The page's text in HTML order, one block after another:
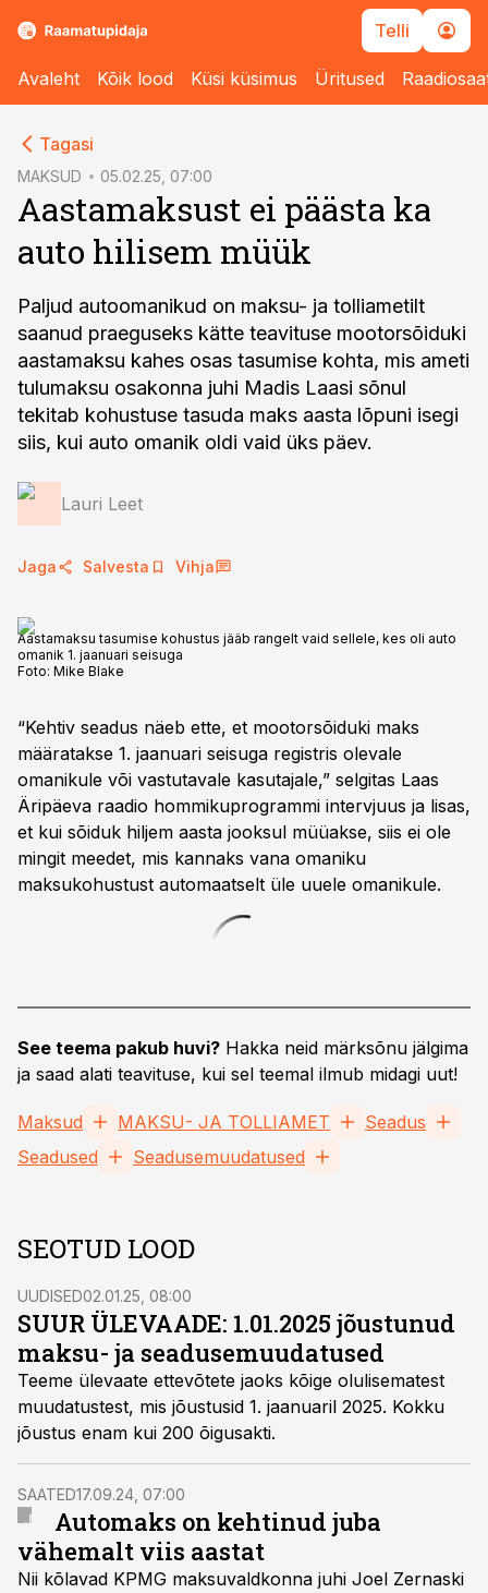
Telli
Avaleht Kõik lood Küsi küsimus Üritused
Tagasi
MAKSUD 05.02.25, 07:00
Aastamaksust ei päästa ka
auto hilisem müük
Paljud autoomanikud on maksu- ja tolliametilt
saanud praeguseks kätte teavituse mootorsõiduki
aastamaksu kahes osas tasumise kohta, mis ameti
tulumaksu osakonna juhi Madis Laasi sõnul
tekitab kohustuse tasuda maks aasta lõpuni isegi
siis, kui auto omanik oldi vaid üks päev.
Lauri Leet
Jaga Salvesta Vihja
Aastamaksu tasumise kohustus jääb rangelt vaid sellele, kes oli auto
omanik 1. jaanuari seisuga
Foto: Mike Blake
“Kehtiv seadus näeb ette, et mootorsõiduki maks
määratakse 1. jaanuari seisuga registris olevale
omanikule või vastutavale kasutajale,” selgitas Laas
Äripäeva raadio hommikuprogrammi intervjuus ja lisas,
et kui sõiduk hiljem aasta jooksul müüakse, siis ei ole
mingit meedet, mis kannaks vana omaniku
maksukohustust automaatselt üle uuele omanikule.
See teema pakub huvi? Hakka neid märksõnu jälgima
ja saad alati teavituse, kui sel teemal ilmub midagi uut!
Maksud MAKSU- JA TOLLIAMET
Seadus
Seadused
Seadusemuudatused
SEOTUD LOOD
UUDISED02.01.25, 08:00
SUUR ÜLEVAADE: 1.01.2025 jõustunud
maksu- ja seadusemuudatused
Teeme ülevaate ettevõtete jaoks kõige olulisematest
muudatustest, mis jõustusid 1. jaanuaril 2025. Kokku
jõustus enam kui 200 õigusakti.
SAATED17.09.24, 07:00
Automaks on kehtinud juba
vähemalt viis aastat
Nii kõlavad KPMG maksuvaldkonna juhi Joel Zernaski